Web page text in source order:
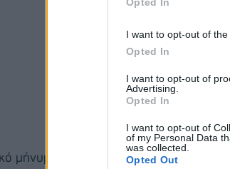
I want to opt-out of
Opted In
I want to opt-out of
Advertising.
Opted In
I want to opt-out of
of my Personal Data
was collected.
Opted Out
μήνυμα που ανήρτησε σήμερα στο